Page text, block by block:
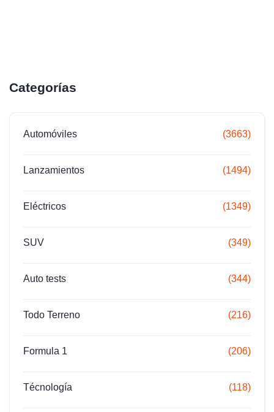
Categorías
Automóviles (3663)
Lanzamientos (1494)
Eléctricos (1349)
SUV (349)
Auto tests (344)
Todo Terreno (216)
Formula 1 (206)
Técnología (118)